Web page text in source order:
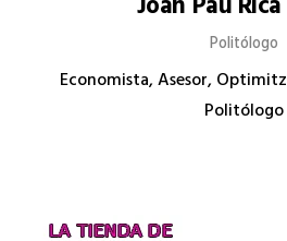
Politólogo
Economista, Asesor,
Politólogo